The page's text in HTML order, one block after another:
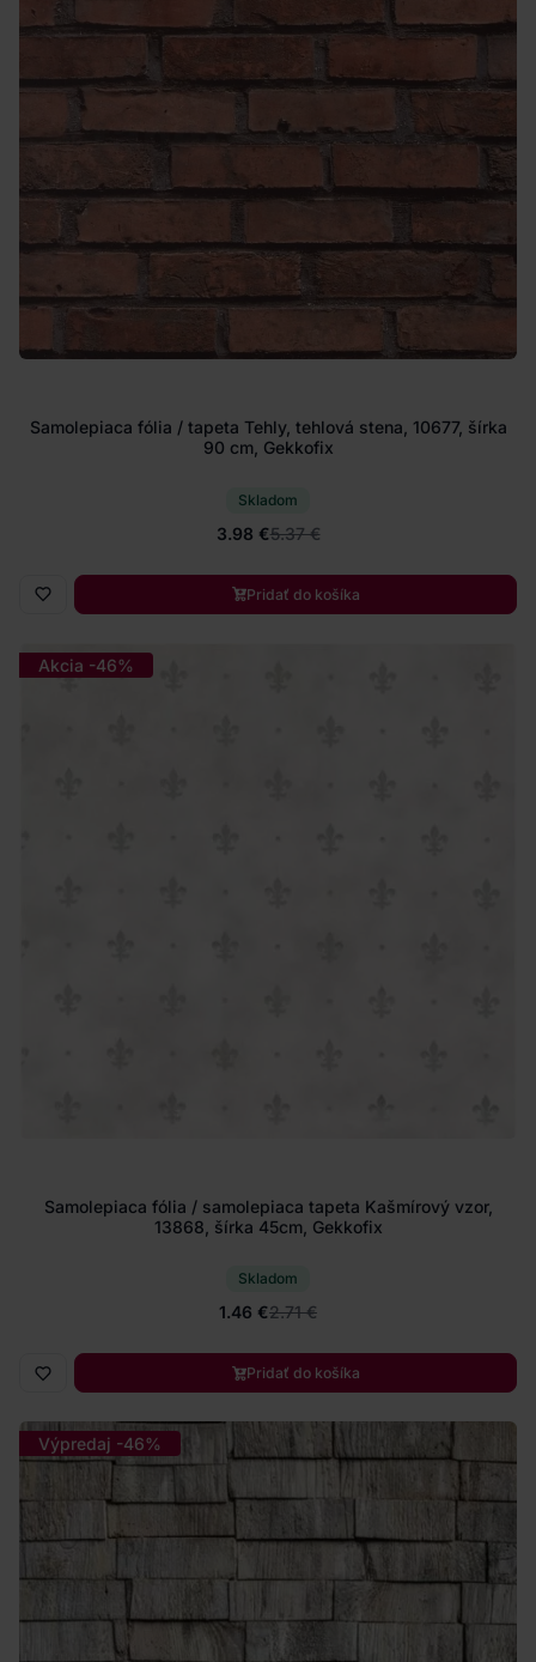
Samolepiaca fólia / tapeta Tehly, tehlová stena, 10677, šírka
90 cm, Gekkofix
Skladom
3.98 €5.37 €
Pridať do košíka
Akcia -46%
Samolepiaca fólia / samolepiaca tapeta Kašmírový vzor,
13868, šírka 45cm, Gekkofix
Skladom
1.46 €2.71 €
Pridať do košíka
Výpredaj -46%